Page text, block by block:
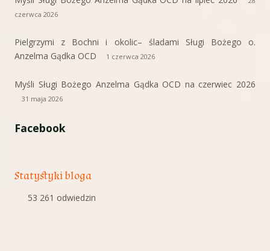
czerwca 2026
Pielgrzymi z Bochni i okolic– śladami Sługi Bożego o.
Anzelma Gądka OCD
1 czerwca 2026
Myśli Sługi Bożego Anzelma Gądka OCD na czerwiec 2026
31 maja 2026
Facebook
Statystyki bloga
53 261 odwiedzin